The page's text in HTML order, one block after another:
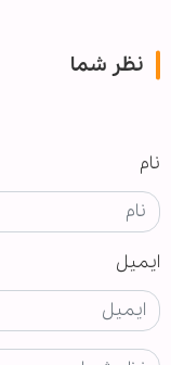
نظر شما
نام
ایمیل